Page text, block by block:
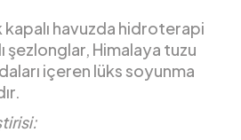
kapalı havuzda hidroterapi
şezlonglar, Himalaya tuzu
içeren lüks soyunma